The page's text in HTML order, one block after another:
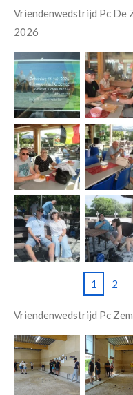
Vriendenwedstrijd Pc De
2026
1 2
Vriendenwedstrijd Pc